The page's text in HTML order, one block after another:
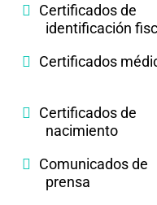
Certificados de
identificación
Certificados
Certificados de
nacimiento
Comunicados de
prensa